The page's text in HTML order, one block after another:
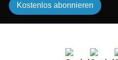
Kostenlos abonnieren